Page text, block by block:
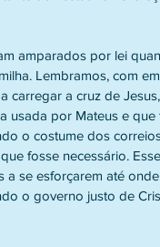
Lembramos, com
carregar a cruz de
usada por Mateus e
o costume dos
fosse necessário.
se esforçarem até
o governo justo de